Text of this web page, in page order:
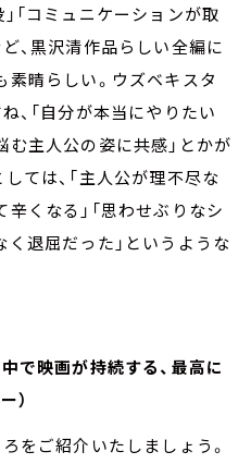
「コミュニケーションが取
、黒沢清作品らしい全編に
晴らしい。ウズベキスタ
、「自分が本当にやりたい
主人公の姿に共感」とかが
ては、「主人公が理不尽な
くなる」「思わせぶりなシ
退屈だった」というような
で映画が持続する、最高に
）
をご紹介いたしましょう。